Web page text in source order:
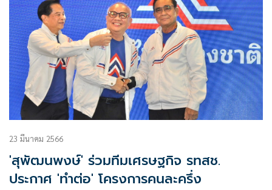
23 มีนาคม 2566
'สุพัฒนพงษ์' ร่วมทีมเศรษฐกิจ รทสช.
ประกาศ 'ทำต่อ' โครงการคนละครึ่ง